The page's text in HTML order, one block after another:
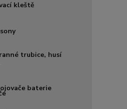
kleště
trubice, husí
baterie